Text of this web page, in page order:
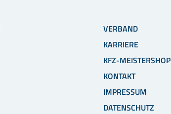
VERBAND
KARRIERE
KFZ-MEISTERSHOP
KONTAKT
IMPRESSUM
DATENSCHUTZ